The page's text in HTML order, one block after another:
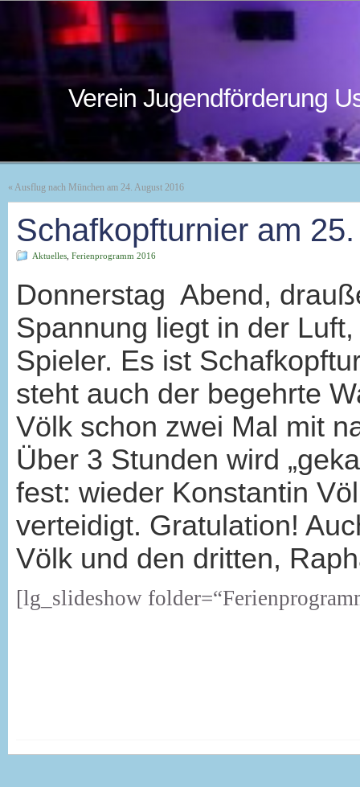
Verein Jugendförderung
« Ausflug nach München am 24. August 2016
Schafkopfturnier am
Aktuelles Ferienprogramm 2016
Donnerstag Abend,
Spannung liegt in der
Spieler. Es ist
steht auch der begehrte
Völk schon zwei Mal mit
Über 3 Stunden wird
fest: wieder Konstantin
verteidigt. Gratulation!
Völk und den dritten,
[lg_slideshow